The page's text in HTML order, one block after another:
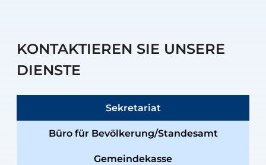
KONTAKTIEREN SIE UNSERE
DIENSTE
Sekretariat
Büro für Bevölkerung/Standesamt
Gemeindekasse